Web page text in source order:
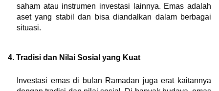
saham atau instrumen investasi lainnya. Emas adalah
aset yang stabil dan bisa diandalkan dalam berbagai
situasi.
4. Tradisi dan Nilai Sosial yang Kuat
Investasi emas di bulan Ramadan juga erat kaitannya